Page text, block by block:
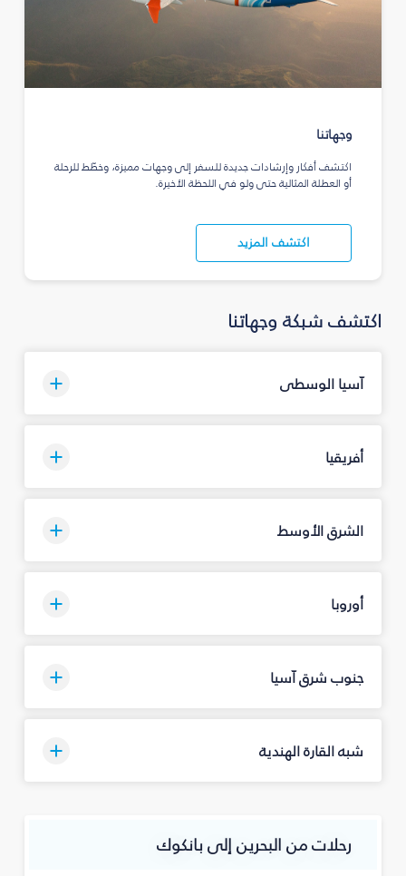
وجهاتنا
اكتشف أفكار وإرشادات جديدة للسفر إلى وجهات مميزة، وخطّط للرحلة
أو العطلة المثالية حتى ولو في اللحظة الأخيرة.
اكتشف المزيد
اكتشف شبكة وجهاتنا
آسيا الوسطى
أفريقيا
الشرق الأوسط
أوروبا
جنوب شرق آسيا
شبه القارة الهندية
رحلات من البحرين إلى بانكوك